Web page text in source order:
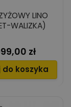
LINO
WALIZKA)
zł
do koszyka